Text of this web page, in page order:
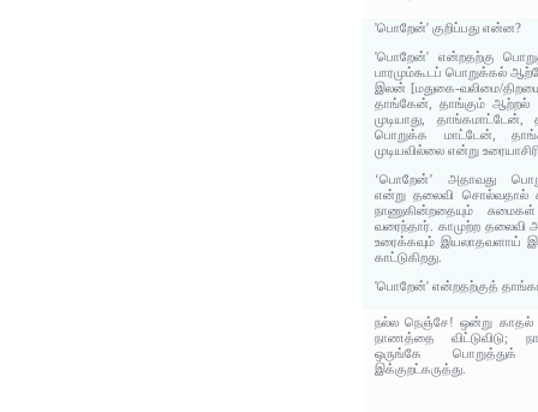
'பொறேன்' குறிப்பது என்ன?
'பொறேன்' என்றதற்கு
பாரமும்கூடப் பொறுக்கல்
இலன் [மதுகை-வலிமை/
தாங்கேன், தாங்கும் ஆற்றல்
முடியாது,
பொறுக்க மாட்டேன்,
முடியவில்லை என்று
‘பொறேன்’ அதாவது
என்று தலைவி சொல்வதால்
நாணுகின்றதையும்
வரைந்தார். காமுற்ற தலைவி
உரைக்கவும் இயலாதவளாய்
காட்டுகிறது.
'பொறேன்' என்றதற்குத்
நல்ல நெஞ்சே! ஒன்று காதல்
நாணத்தை விட்டுவிடு;
ஒருங்கே
இக்குறட்கருத்து.